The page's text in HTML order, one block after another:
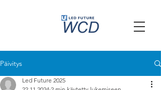
Päivitys
Led Future 2025